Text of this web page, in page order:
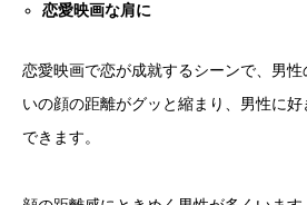
恋愛映画な肩に
恋愛映画で恋が成就するシーンで、男
いの顔の距離がグッと縮まり、男性に
できます。